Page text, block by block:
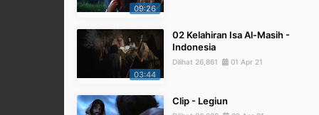
09:26
03:44
02 Kelahiran Isa Al-Masih -
Indonesia
Dilihat 26,861 01 Apr 21
Clip - Legiun